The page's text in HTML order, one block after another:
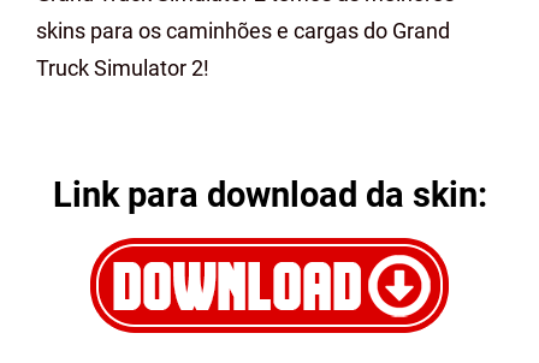
skins para os caminhões e cargas do Grand
Truck Simulator 2!
Link para download da skin: